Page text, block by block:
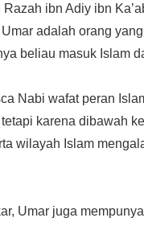
ibn Adiy ibn
adalah orang
beliau masuk Islam
Nabi wafat peran
karena dibawah
wilayah Islam
Umar juga